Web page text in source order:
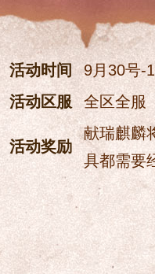
活动时间
9月30号-
活动区服
全区全服
活动奖励
献瑞麒麟
具都需要